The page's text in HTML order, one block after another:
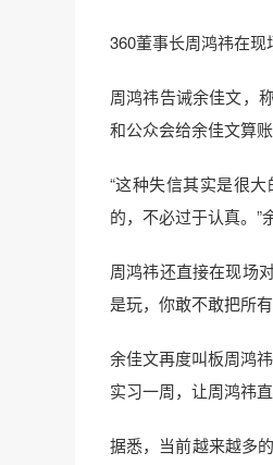
360董事长周鸿祎在现
周鸿祎告诫余佳文，
和公众会给余佳文算
“这种失信其实是很
的，不必过于认真。”
周鸿祎还直接在现场
是玩，你敢不敢把所
余佳文再度叫板周鸿
实习一周，让周鸿祎
据悉，当前越来越多